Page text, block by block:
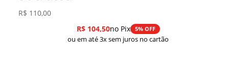
R$ 110,00
R$104,50no Pix 5% OFF
ou em até 3x sem juros no cartão